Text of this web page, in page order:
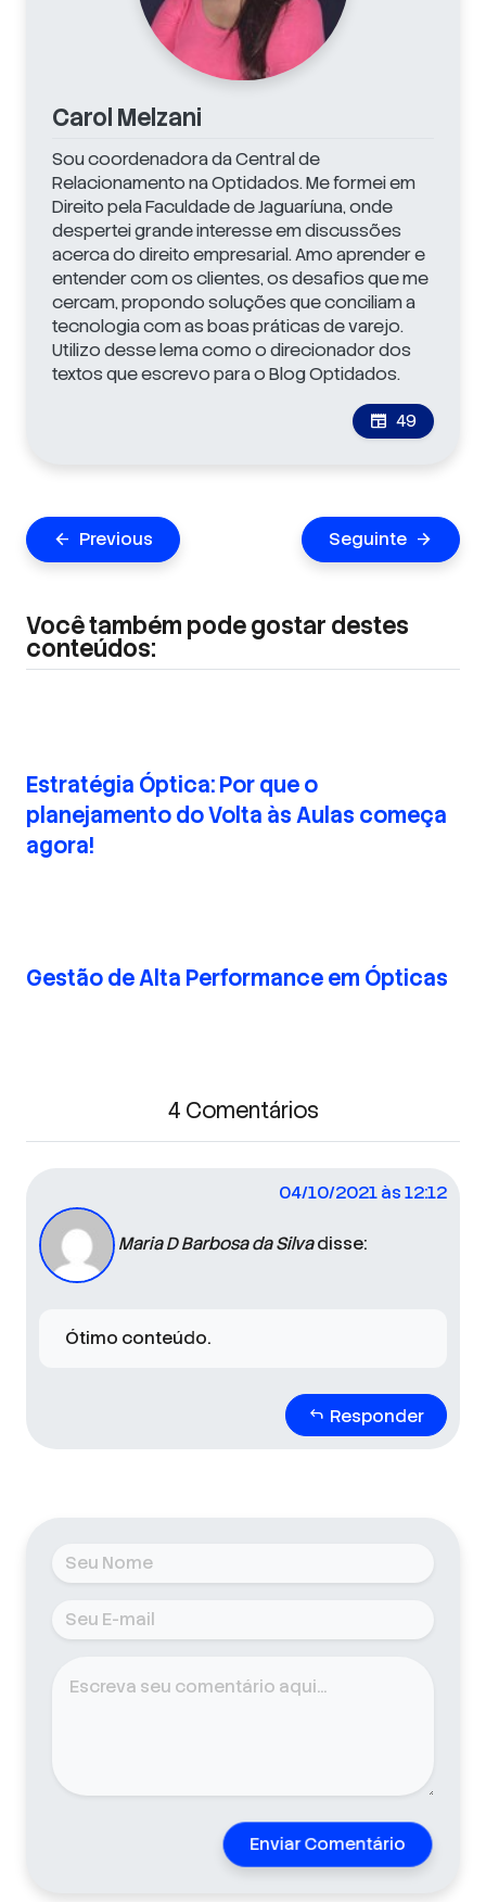
Carol Melzani
Sou coordenadora da Central de
Relacionamento na Optidados. Me formei em
Direito pela Faculdade de Jaguaríuna, onde
despertei grande interesse em discussões
acerca do direito empresarial. Amo aprender e
entender com os clientes, os desafios que me
cercam, propondo soluções que conciliam a
tecnologia com as boas práticas de varejo.
Utilizo desse lema como o direcionador dos
textos que escrevo para o Blog Optidados.
newspaper 49
Navegação
de
arrow_back Previous Seguinte arrow_forward
Você também pode gostar destes
conteúdos:
Estratégia Óptica: Por que o
planejamento do Volta às Aulas começa
agora!
Gestão de Alta Performance em Ópticas
4 Comentários
Maria D Barbosa da Silvadisse:
04/10/2021 às 12:12
Ótimo conteúdo.
Responder
Enviar Comentário